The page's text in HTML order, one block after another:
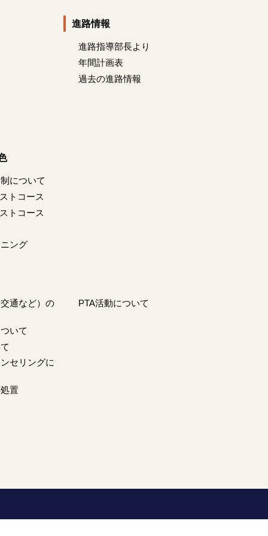
進路情報
進路指導部長より
年間計画表
過去の進路情報
について
トコース
トコース
ング
通など）の
いて
セリングに
置
PTA活動について